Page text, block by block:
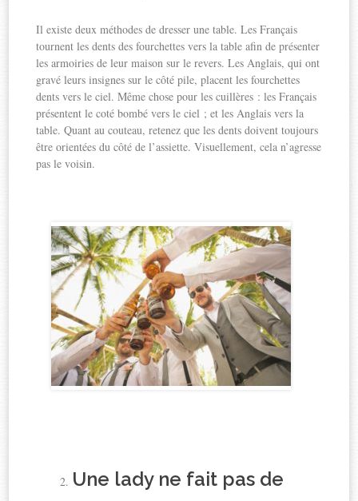
Il existe deux méthodes de dresser une table. Les Français
tournent les dents des fourchettes vers la table afin de présenter
les armoiries de leur maison sur le revers. Les Anglais, qui ont
gravé leurs insignes sur le côté pile, placent les fourchettes
dents vers le ciel. Même chose pour les cuillères : les Français
présentent le coté bombé vers le ciel ; et les Anglais vers la
table. Quant au couteau, retenez que les dents doivent toujours
être orientées du côté de l’assiette. Visuellement, cela n’agresse
pas le voisin.
Une lady ne fait pas de